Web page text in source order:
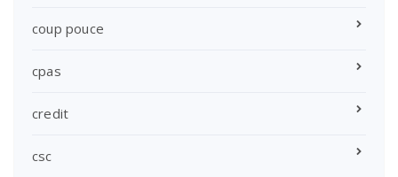
coup pouce
cpas
credit
csc